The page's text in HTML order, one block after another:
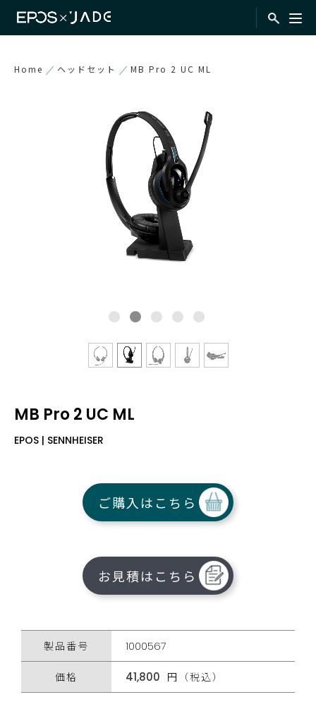
Home ヘッドセット MB Pro 2 UC ML
MB Pro 2 UC ML
EPOS | SENNHEISER
ご購入はこちら
お見積はこちら
製品番号 1000567
価格 41,800 円（税込）